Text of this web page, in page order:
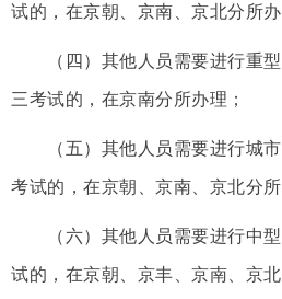
试的，在京朝、京南、京北分所办
（四）其他人员需要进行重型
三考试的，在京南分所办理；
（五）其他人员需要进行城市
考试的，在京朝、京南、京北分所
（六）其他人员需要进行中型
试的，在京朝、京丰、京南、京北